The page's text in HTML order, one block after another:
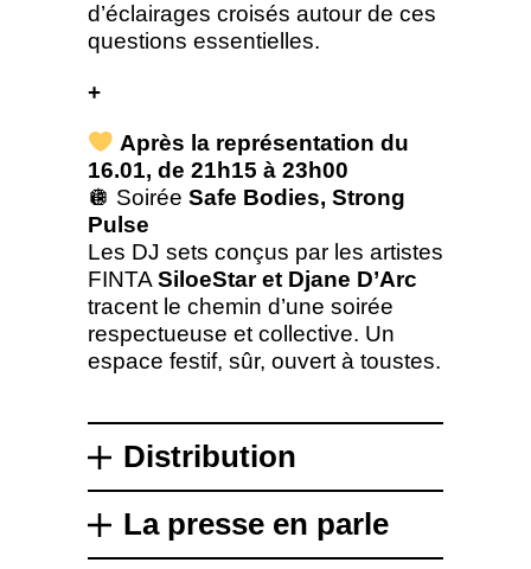
d’éclairages croisés autour de ces
questions essentielles.
+
Après la représentation du
16.01, de 21h15 à 23h00
🪩 Soirée Safe Bodies, Strong
Pulse
Les DJ sets conçus par les artistes
FINTA SiloeStaret Djane D’Arc
tracent le chemin d’une soirée
respectueuse et collective. Un
espace festif, sûr, ouvert à toustes.
Distribution
La presse en parle